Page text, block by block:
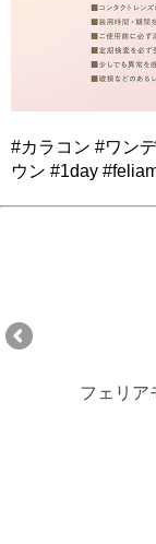
#カラコン #ワン
ウン #1day
フェリア